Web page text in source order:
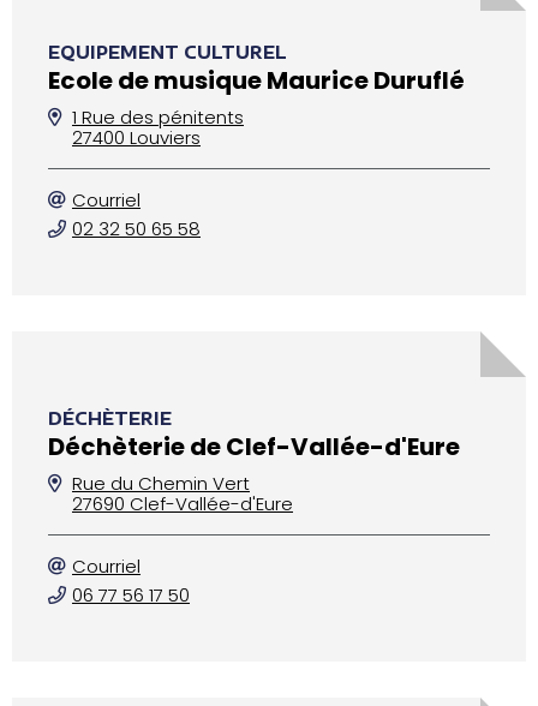
EQUIPEMENT CULTUREL
Ecole de musique Maurice Duruflé
1 Rue des pénitents
27400 Louviers
Courriel
02 32 50 65 58
DÉCHÈTERIE
Déchèterie de Clef-Vallée-d'Eure
Rue du Chemin Vert
27690 Clef-Vallée-d'Eure
Courriel
06 77 56 17 50